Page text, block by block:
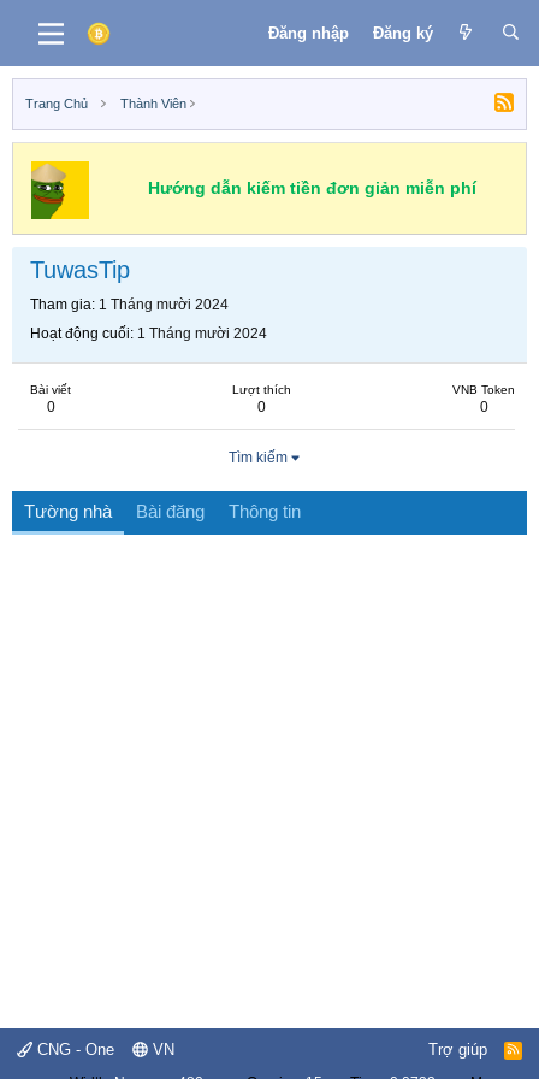
Đăng nhập Đăng ký
Trang Chủ Thành Viên
Hướng dẫn kiếm tiền đơn giản miễn phí
TuwasTip
Tham gia 1 Tháng mười 2024
Hoạt động cuối 1 Tháng mười 2024
Bài viết
0
Lượt thích
0
VNB Token
0
Tìm kiếm
Tường nhà Bài đăng Thông tin
CNG - One VN Trợ giúp
R